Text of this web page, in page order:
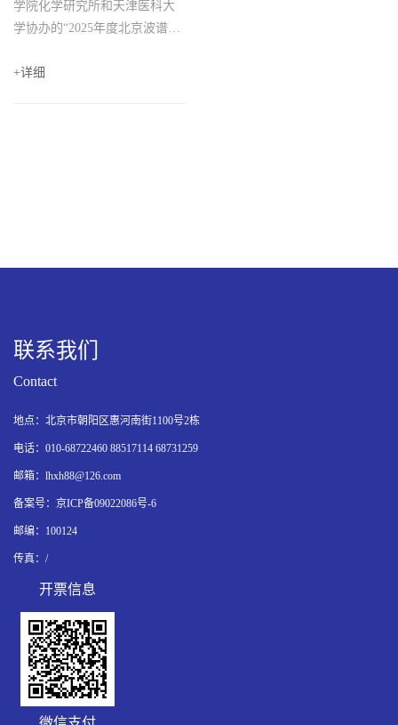
学院化学研究所和天津医科大
学协办的“2025年度北京波谱年
日在北京召开，目前前期筹备
+详细
联系我们
Contact
地点：北京市朝阳区惠河南街1100号2栋
电话：010-68722460 88517114 68731259
邮箱：lhxh88@126.com
备案号：京ICP备09022086号-6
邮编：100124
传真：/
开票信息
R7HPRK